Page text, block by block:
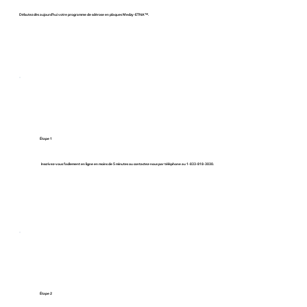
Débutez dès aujourd'hui votre programme de sclérose en plaques Medzy-ETNA™.
Inscrivez-vous facilement en ligne en moins de 5 minutes ou contactez-nous par téléphone au 1-833-818-3030.
Étape 1
Étape 2